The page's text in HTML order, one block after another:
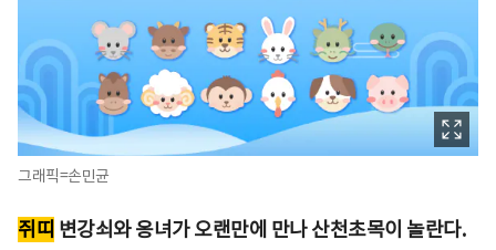
그래픽=손민균
쥐띠 변강쇠와 옹녀가 오랜만에 만나 산천초목이 놀란다.